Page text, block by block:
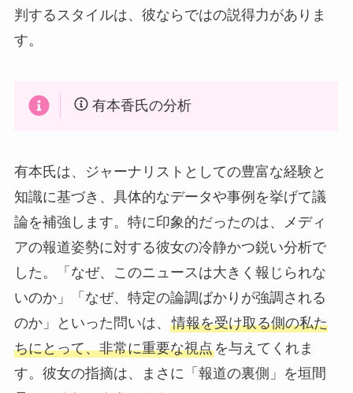
判するスタイルは、彼ならではの説得力がありま
す。
有本香氏の分析
有本氏は、ジャーナリストとしての豊富な経験と
知識に基づき、具体的なデータや事例を挙げて議
論を補強します。特に印象的だったのは、メディ
アの報道姿勢に対する彼女の冷静かつ鋭い分析で
した。「なぜ、このニュースは大きく報じられな
いのか」「なぜ、特定の論調ばかりが強調される
のか」といった問いは、 情報を受け取る側の私た
ちにとって、非常に重要な視点を与えてくれま
す。彼女の指摘は、まさに「報道の裏側」を垣間